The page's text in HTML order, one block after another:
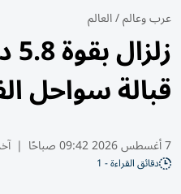
عرب وعالم/العالم
قبالة سواحل
7 أغسطس 2026 09:42 صباحًا |
دقائق القراءة - 1